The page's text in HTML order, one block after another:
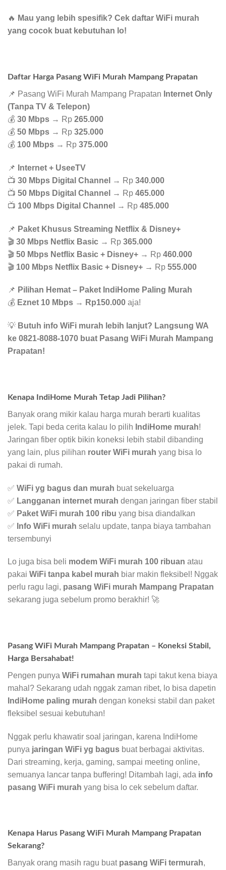
🔥 Mau yang lebih spesifik? Cek daftar WiFi murah
yang cocok buat kebutuhan lo!
Daftar Harga Pasang WiFi Murah Mampang Prapatan
📌 Pasang WiFi Murah Mampang Prapatan Internet Only
(Tanpa TV & Telepon)
💰 30 Mbps → Rp 265.000
💰 50 Mbps → Rp 325.000
💰 100 Mbps → Rp 375.000
📌
Internet + UseeTV
📺 30 Mbps Digital Channel → Rp 340.000
📺 50 Mbps Digital Channel → Rp 465.000
📺 100 Mbps Digital Channel → Rp 485.000
📌 Paket Khusus Streaming Netflix & Disney+
🎬 30 Mbps Netflix Basic → Rp 365.000
🎬 50 Mbps Netflix Basic + Disney+ → Rp 460.000
🎬 100 Mbps Netflix Basic + Disney+ → Rp 555.000
📌 Pilihan Hemat – Paket IndiHome Paling Murah
💰 Eznet 10 Mbps → Rp150.000 aja!
💡 Butuh info WiFi murah lebih lanjut? Langsung WA
ke 0821-8088-1070 buat Pasang WiFi Murah Mampang
Prapatan!
Kenapa IndiHome Murah Tetap Jadi Pilihan?
Banyak orang mikir kalau harga murah berarti kualitas
jelek. Tapi beda cerita kalau lo pilih IndiHome murah!
Jaringan fiber optik bikin koneksi lebih stabil dibanding
yang lain, plus pilihan router WiFi murah yang bisa lo
pakai di rumah.
✅ WiFi yg bagus dan murah buat sekeluarga
✅ Langganan internet murah dengan jaringan fiber stabil
✅ Paket WiFi murah 100 ribu yang bisa diandalkan
✅ Info WiFi murah selalu update, tanpa biaya tambahan
tersembunyi
Lo juga bisa beli modem WiFi murah 100 ribuan atau
pakai WiFi tanpa kabel murah biar makin fleksibel! Nggak
perlu ragu lagi, pasang WiFi murah Mampang Prapatan
sekarang juga sebelum promo berakhir! 🚀
Pasang WiFi Murah Mampang Prapatan – Koneksi Stabil,
Harga Bersahabat!
Pengen punya WiFi rumahan murah tapi takut kena biaya
mahal? Sekarang udah nggak zaman ribet, lo bisa dapetin
IndiHome paling murah dengan koneksi stabil dan paket
fleksibel sesuai kebutuhan!
Nggak perlu khawatir soal jaringan, karena IndiHome
punya jaringan WiFi yg bagus buat berbagai aktivitas.
Dari streaming, kerja, gaming, sampai meeting online,
semuanya lancar tanpa buffering! Ditambah lagi, ada info
pasang WiFi murah yang bisa lo cek sebelum daftar.
Kenapa Harus Pasang WiFi Murah Mampang Prapatan
Sekarang?
Banyak orang masih ragu buat pasang WiFi termurah,